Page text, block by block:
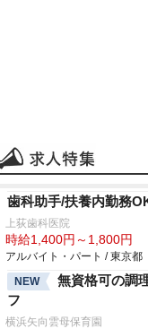
歯科助手/扶養内勤務
上荻歯科医院
時給1,400円～1,800円
アルバイト・パート / 東京都
NEW
無資格可の調
フ
横浜矢向雲母保育園